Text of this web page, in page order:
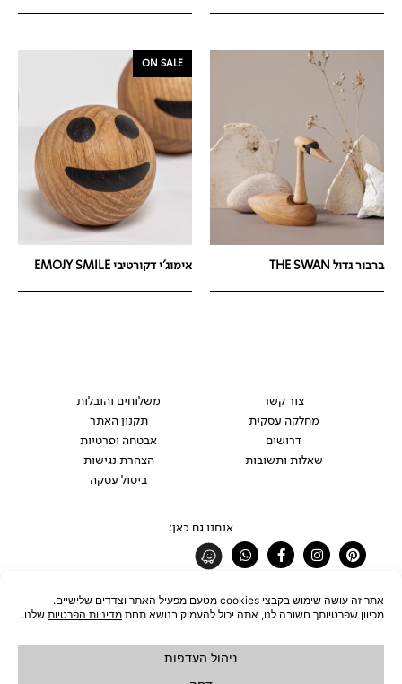
ברבור גדול THE SWAN
ON SALE
אימוג'י דקורטיבי EMOJY SMILE
צור קשר
מחלקה עסקית
דרושים
שאלות ותשובות
משלוחים והובלות
תקנון האתר
אבטחה ופרטיות
הצהרת נגישות
ביטול עסקה
אנחנו גם כאן:
Pinterest
Instagram
Facebook-
f
Whatsapp
רוצים להתעדכן לפני כולם?